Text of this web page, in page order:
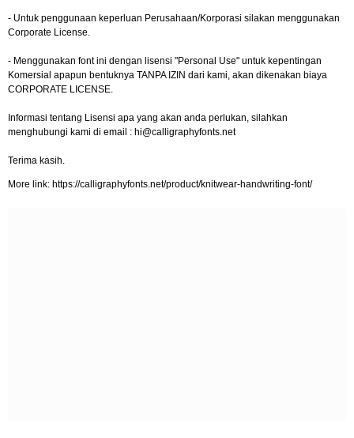
- Untuk penggunaan keperluan Perusahaan/Korporasi silakan menggunakan
Corporate License.
- Menggunakan font ini dengan lisensi "Personal Use" untuk kepentingan
Komersial apapun bentuknya TANPA IZIN dari kami, akan dikenakan biaya
CORPORATE LICENSE.
Informasi tentang Lisensi apa yang akan anda perlukan, silahkan
menghubungi kami di email : hi@calligraphyfonts.net
Terima kasih.
More link: https://calligraphyfonts.net/product/knitwear-handwriting-font/